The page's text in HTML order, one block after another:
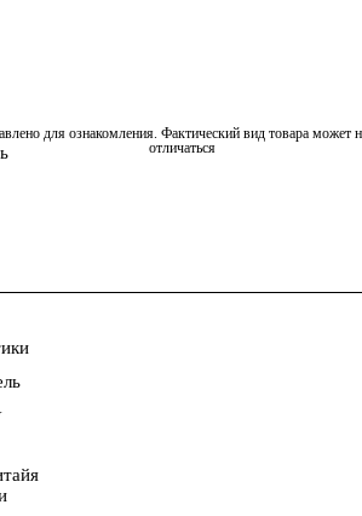
для ознакомления. Фактический вид товара может
отличаться